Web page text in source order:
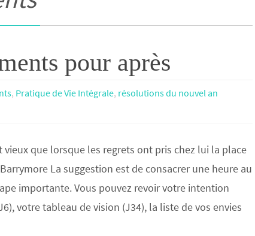
pour après
, Pratique de Vie Intégrale, résolutions du nouvel an
vieux que lorsque les regrets ont pris chez lui la place
La suggestion est de consacrer une heure au
importante. Vous pouvez revoir votre intention
votre tableau de vision (J34), la liste de vos envies